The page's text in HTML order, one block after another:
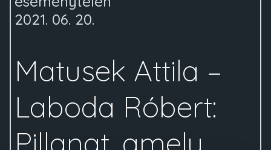
2021. 06. 20.
Matusek Attila –
Laboda Róbert:
Pillanat, amely